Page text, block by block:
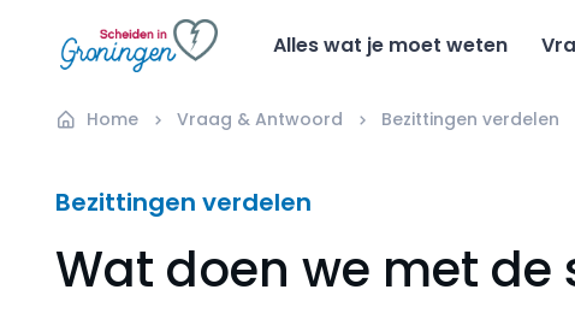
Alles wat je moet weten
Home Vraag & Antwoord Bezittingen verdelen
Bezittingen verdelen
Wat doen we met de